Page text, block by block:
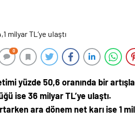
0
yüzde 50,6 oranında bir
ise 36 milyar TL’ye ulaştı.
ara dönem net karı ise 1